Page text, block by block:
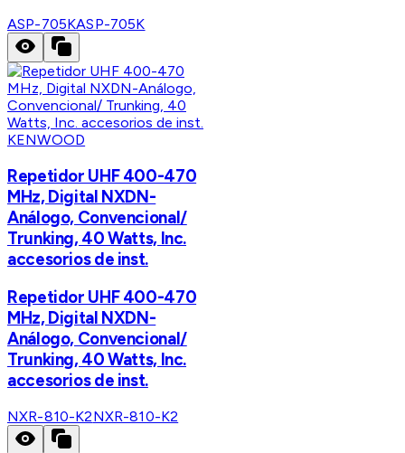
ASP-705KASP-705K
KENWOOD
Repetidor UHF 400-470
MHz, Digital NXDN-
Análogo, Convencional/
Trunking, 40 Watts, Inc.
accesorios de inst.
Repetidor UHF 400-470
MHz, Digital NXDN-
Análogo, Convencional/
Trunking, 40 Watts, Inc.
accesorios de inst.
NXR-810-K2NXR-810-K2